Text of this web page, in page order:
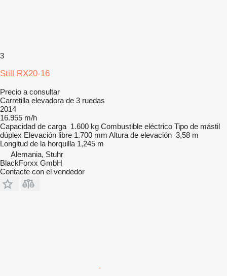
3
Still RX20-16
Precio a consultar
Carretilla elevadora de 3 ruedas
2014
16.955 m/h
Capacidad de carga 1.600 kg Combustible eléctrico Tipo de mástil
dúplex Elevación libre 1.700 mm Altura de elevación 3,58 m
Longitud de la horquilla 1,245 m
Alemania, Stuhr
BlackForxx GmbH
Contacte con el vendedor